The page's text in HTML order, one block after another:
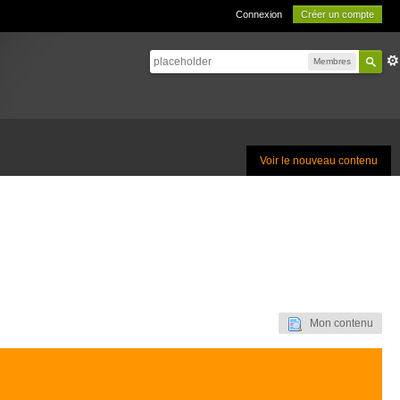
Connexion Créer un compte
Membres
Voir le nouveau contenu
Mon contenu